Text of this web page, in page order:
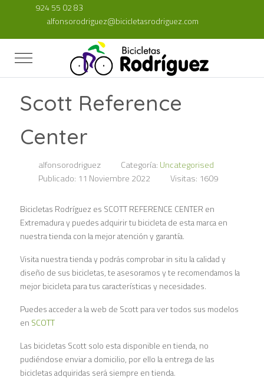
924 55 02 83
alfonsorodriguez@bicicletasrodriguez.com
Mobile Menu Toggle
Scott Reference
Center
alfonsorodriguez Categoría:Uncategorised
Publicado: 11 Noviembre 2022
Visitas: 1609
Bicicletas Rodríguez es SCOTT REFERENCE CENTER en
Extremadura y puedes adquirir tu bicicleta de esta marca en
nuestra tienda con la mejor atención y garantía.
Visita nuestra tienda y podrás comprobar in situ la calidad y
diseño de sus bicicletas, te asesoramos y te recomendamos la
mejor bicicleta para tus características y necesidades.
Puedes acceder a la web de Scott para ver todos sus modelos
enSCOTT
Las bicicletas Scott solo esta disponible en tienda, no
pudiéndose enviar a domicilio, por ello la entrega de las
bicicletas adquiridas será siempre en tienda.